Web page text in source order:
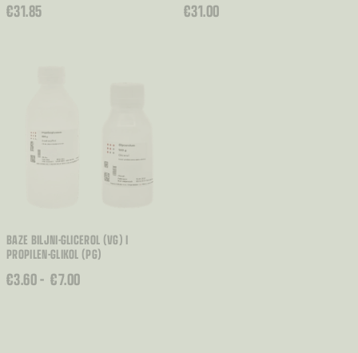
€31.85 €31.00
BAZE BILJNI-GLICEROL (VG) I
PROPILEN-GLIKOL (PG)
€3.60– €7.00
RASPON